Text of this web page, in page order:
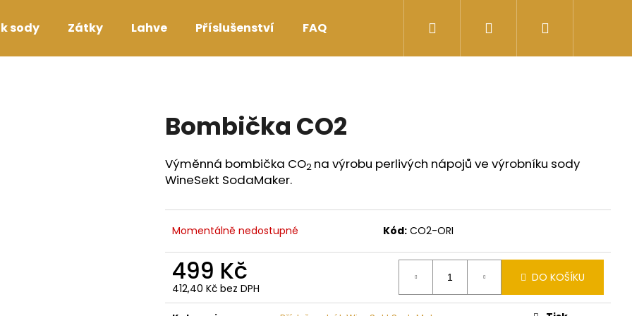
sody Zátky Lahve Příslušenství FAQ Přihlášení
Bombička CO2
Výměnná bombička CO2 na výrobu perlivých nápojů ve výrobníku sody
WineSekt SodaMaker.
Momentálně nedostupné Kód: CO2-ORI
499 Kč
412,40 Kč bez DPH
Měrná
DO KOŠÍKU
HLEDAT
Následující